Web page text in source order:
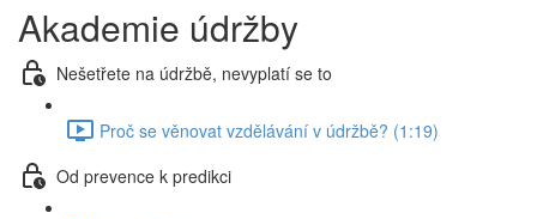
Akademie údržby
Nešetřete na údržbě, nevyplatí se to
Proč se věnovat vzdělávání v údržbě? (1:19)
Od prevence k predikci